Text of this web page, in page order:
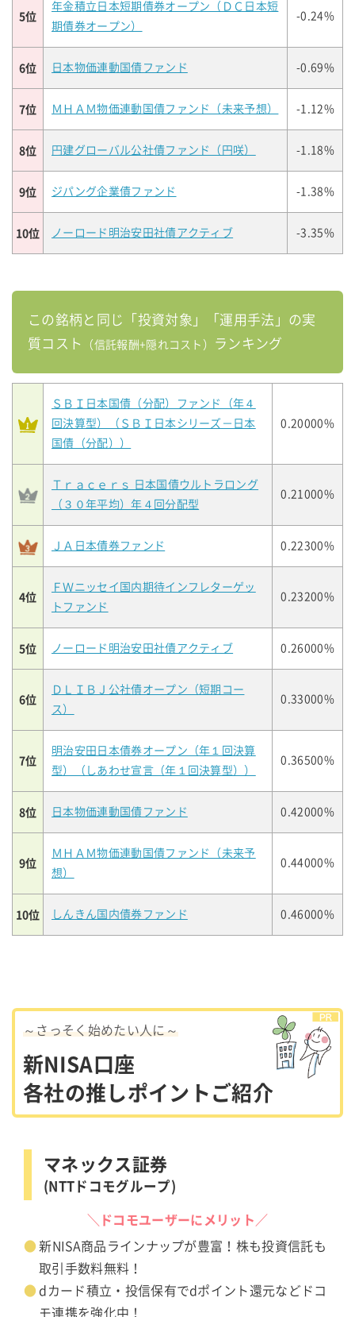
5位
年金積立日本短期債券オープン（ＤＣ日本短
期債券オープン）
-0.24%
6位 日本物価連動国債ファンド -0.69%
7位 ＭＨＡＭ物価連動国債ファンド（未来予想） -1.12%
8位 円建グローバル公社債ファンド（円咲） -1.18%
9位 ジパング企業債ファンド -1.38%
10位 ノーロード明治安田社債アクティブ -3.35%
この銘柄と同じ「投資対象」「運用手法」の実
質コスト
（信託報酬+隠れコスト） ランキング
ＳＢＩ日本国債（分配）ファンド（年４
回決算型）（ＳＢＩ日本シリーズ－日本
国債（分配））
0.20000%
Ｔｒａｃｅｒｓ 日本国債ウルトラロング
（３０年平均）年４回分配型
0.21000%
ＪＡ日本債券ファンド 0.22300%
4位
ＦＷニッセイ国内期待インフレターゲッ
トファンド
0.23200%
5位 ノーロード明治安田社債アクティブ 0.26000%
6位
ＤＬＩＢＪ公社債オープン（短期コー
ス）
0.33000%
7位
明治安田日本債券オープン（年１回決算
型）（しあわせ宣言（年１回決算型））
0.36500%
8位 日本物価連動国債ファンド 0.42000%
9位
ＭＨＡＭ物価連動国債ファンド（未来予
想）
0.44000%
10位 しんきん国内債券ファンド 0.46000%
～さっそく始めたい人に～
新NISA口座
各社の推しポイントご紹介
マネックス証券
(NTTドコモグループ)
＼ドコモユーザーにメリット／
新NISA商品ラインナップが豊富！株も投資信託も
取引手数料無料！
dカード積立・投信保有でdポイント還元などドコ
モ連携を強化中！